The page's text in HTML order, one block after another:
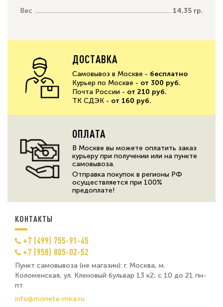
Вес
14,35 гр.
ДОСТАВКА
Самовывоз в Москве - бесплатно
Курьер по Москве - от 300 руб.
Почта России - от 210 руб.
ТК СДЭК - от 160 руб.
ОПЛАТА
В Москве вы можете оплатить заказ
курьеру при получении или на пункте
самовывоза.
Отправка покупок в регионы РФ
осуществляется при 100%
предоплате!
КОНТАКТЫ
+7 (499) 755-91-45
+7 (958) 805-02-52
Пункт самовывоза (не магазин): г. Москва, м.
Коломенская, ул. Кленовый бульвар 13 к2; с 10 до 21 пн-
пт
info@moneta-mira.ru